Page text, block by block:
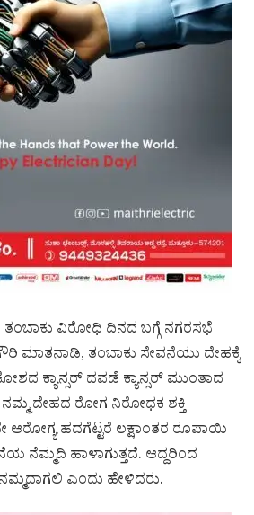
ವಿರೋಧಿ ದಿನದ ಬಗ್ಗೆ ನಗರಸಭೆ
ಮಾತನಾಡಿ, ತಂಬಾಕು ಸೇವನೆಯು ದೇಹಕ್ಕೆ
ಕ್ಯಾನ್ಸರ್ ದವಡೆ ಕ್ಯಾನ್ಸರ್ ಮುಂತಾದ
ದೇಹದ ರೋಗ ನಿರೋಧಕ ಶಕ್ತಿ
ಆರೋಗ್ಯ ಹದಗೆಟ್ಟರೆ ಲಕ್ಷಾಂತರ ರೂಪಾಯಿ
ನೆಮ್ಮದಿ ಹಾಳಾಗುತ್ತದೆ. ಆದ್ದರಿಂದ
ಎಂದು ಹೇಳಿದರು.